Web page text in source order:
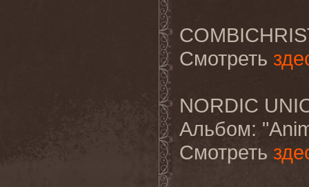
Смотреть
NORDIC
Альбом:
Смотреть